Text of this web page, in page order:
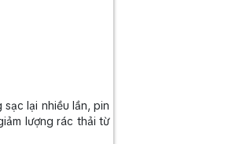
lại nhiều lần, pin
lượng rác thải từ